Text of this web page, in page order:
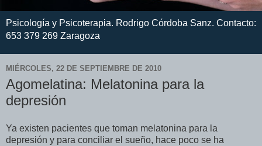
Psicología y Psicoterapia. Rodrigo Córdoba Sanz. Contacto:
653 379 269 Zaragoza
MIÉRCOLES, 22 DE SEPTIEMBRE DE 2010
Agomelatina: Melatonina para la
depresión
Ya existen pacientes que toman melatonina para la
depresión y para conciliar el sueño, hace poco se ha